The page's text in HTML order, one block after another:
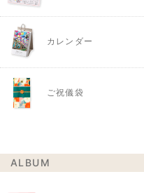
カレンダー
ご祝儀袋
ALBUM